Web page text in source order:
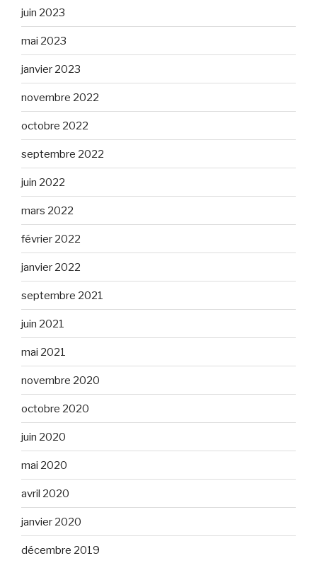
juin 2023
mai 2023
janvier 2023
novembre 2022
octobre 2022
septembre 2022
juin 2022
mars 2022
février 2022
janvier 2022
septembre 2021
juin 2021
mai 2021
novembre 2020
octobre 2020
juin 2020
mai 2020
avril 2020
janvier 2020
décembre 2019